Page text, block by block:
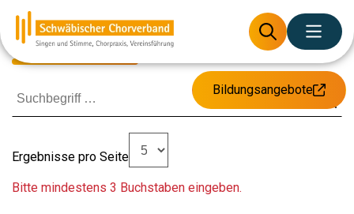
Bildungsangebote
Suche
Ergebnisse pro Seite
Bitte mindestens 3 Buchstaben eingeben.